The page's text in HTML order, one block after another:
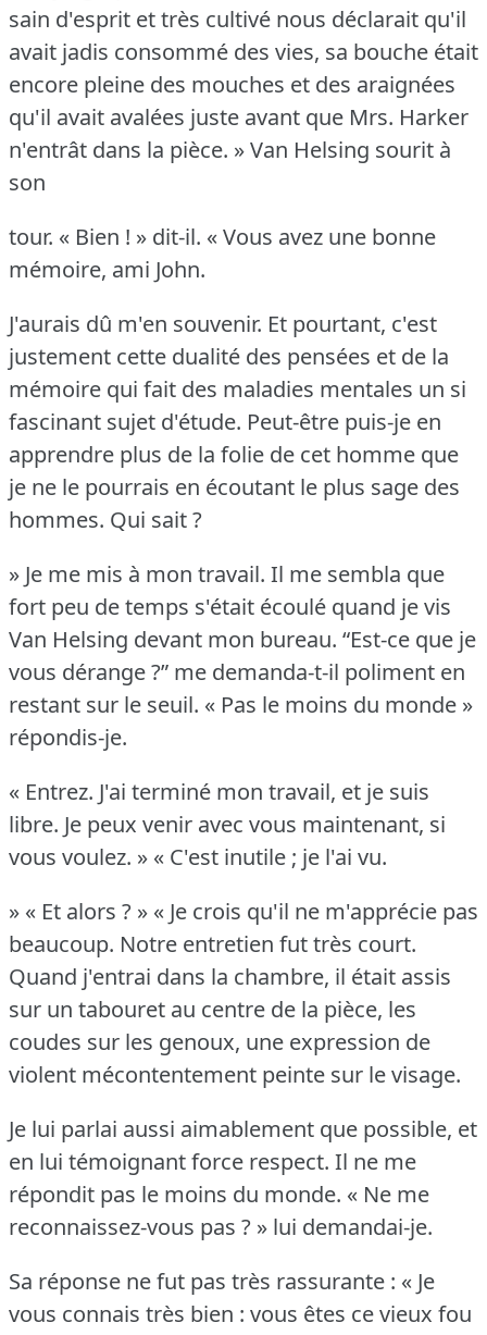
sain d'esprit et très cultivé nous déclarait qu'il
avait jadis consommé des vies, sa bouche était
encore pleine des mouches et des araignées
qu'il avait avalées juste avant que Mrs. Harker
n'entrât dans la pièce. » Van Helsing sourit à
son
tour. « Bien ! » dit-il. « Vous avez une bonne
mémoire, ami John.
J'aurais dû m'en souvenir. Et pourtant, c'est
justement cette dualité des pensées et de la
mémoire qui fait des maladies mentales un si
fascinant sujet d'étude. Peut-être puis-je en
apprendre plus de la folie de cet homme que
je ne le pourrais en écoutant le plus sage des
hommes. Qui sait ?
» Je me mis à mon travail. Il me sembla que
fort peu de temps s'était écoulé quand je vis
Van Helsing devant mon bureau. “Est-ce que je
vous dérange ?” me demanda-t-il poliment en
restant sur le seuil. « Pas le moins du monde »
répondis-je.
« Entrez. J'ai terminé mon travail, et je suis
libre. Je peux venir avec vous maintenant, si
vous voulez. » « C'est inutile ; je l'ai vu.
» « Et alors ? » « Je crois qu'il ne m'apprécie pas
beaucoup. Notre entretien fut très court.
Quand j'entrai dans la chambre, il était assis
sur un tabouret au centre de la pièce, les
coudes sur les genoux, une expression de
violent mécontentement peinte sur le visage.
Je lui parlai aussi aimablement que possible, et
en lui témoignant force respect. Il ne me
répondit pas le moins du monde. « Ne me
reconnaissez-vous pas ? » lui demandai-je.
Sa réponse ne fut pas très rassurante : « Je
vous connais très bien : vous êtes ce vieux fou